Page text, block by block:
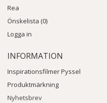
Rea
Önskelista (0)
Logga in
INFORMATION
Inspirationsfilmer Pyssel
Produktmärkning
Nyhetsbrev